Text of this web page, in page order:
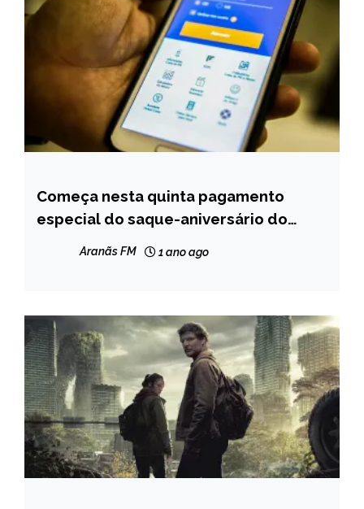
BRASIL
NOTÍCIAS
Começa nesta quinta pagamento
especial do saque-aniversário do
Aranãs FM 1 ano ago